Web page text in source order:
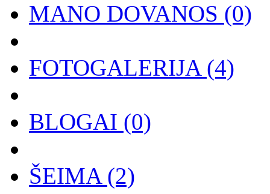
MANO DOVANOS (0)
FOTOGALERIJA(4)
BLOGAI (0)
ŠEIMA(2)